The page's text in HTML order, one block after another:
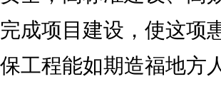
成项目建设，使这项
工程能如期造福地方